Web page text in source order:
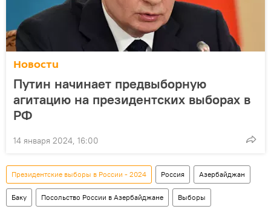
Новости
Путин начинает предвыборную
агитацию на президентских выборах в
РФ
14 января 2024, 16:00
Президентские выборы в России - 2024 Россия Азербайджан
Баку Посольство России в Азербайджане Выборы